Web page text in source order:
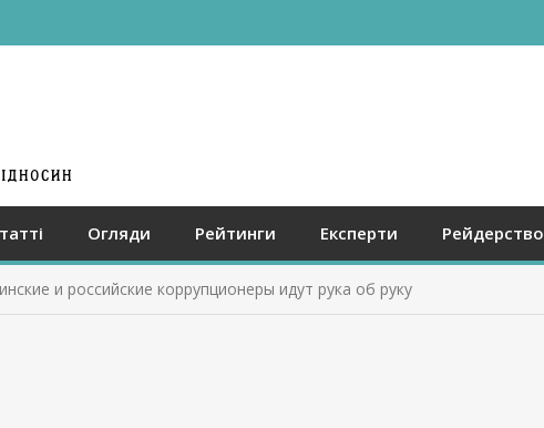
Огляди Рейтинги Експерти Рейдерство
и российские коррупционеры идут рука об руку